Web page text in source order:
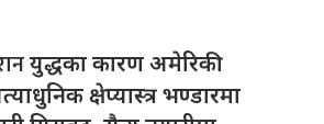
युद्धका कारण अमेरिकी
क्षेप्यास्त्र भण्डारमा